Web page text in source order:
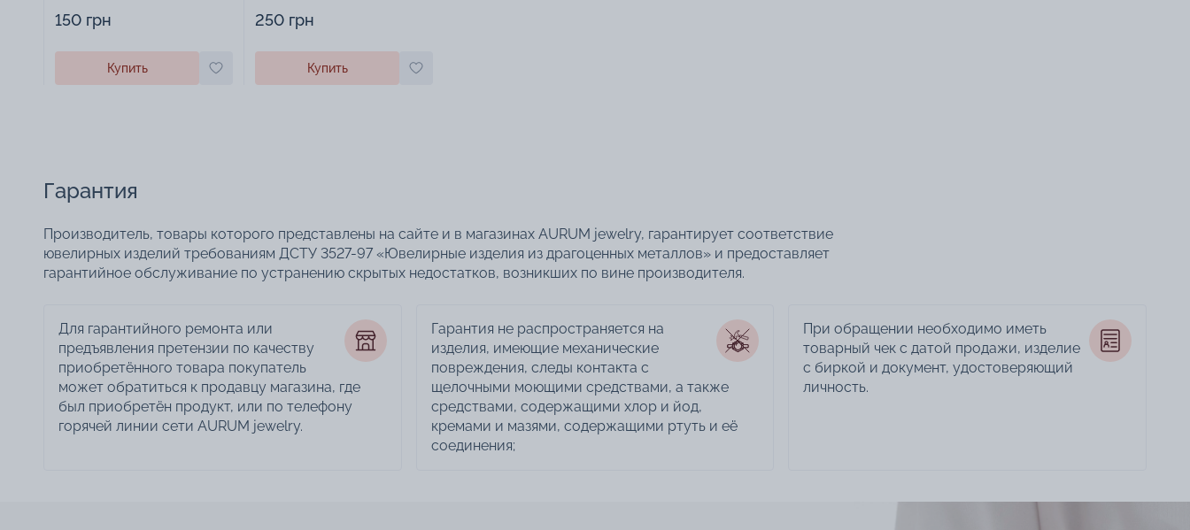
150 грн
Купить
250 грн
Купить
Гарантия
Производитель, товары которого представлены на сайте и в магазинах AURUM jewelry, гарантирует соответствие
ювелирных изделий требованиям ДСТУ 3527-97 «Ювелирные изделия из драгоценных металлов» и предоставляет
гарантийное обслуживание по устранению скрытых недостатков, возникших по вине производителя.
Для гарантийного ремонта или
предъявления претензии по качеству
приобретённого товара покупатель
может обратиться к продавцу магазина, где
был приобретён продукт, или по телефону
горячей линии сети AURUM jewelry.
Гарантия не распространяется на
изделия, имеющие механические
повреждения, следы контакта с
щелочными моющими средствами, а также
средствами, содержащими хлор и йод,
кремами и мазями, содержащими ртуть и её
соединения;
При обращении необходимо иметь
товарный чек с датой продажи, изделие
с биркой и документ, удостоверяющий
личность.